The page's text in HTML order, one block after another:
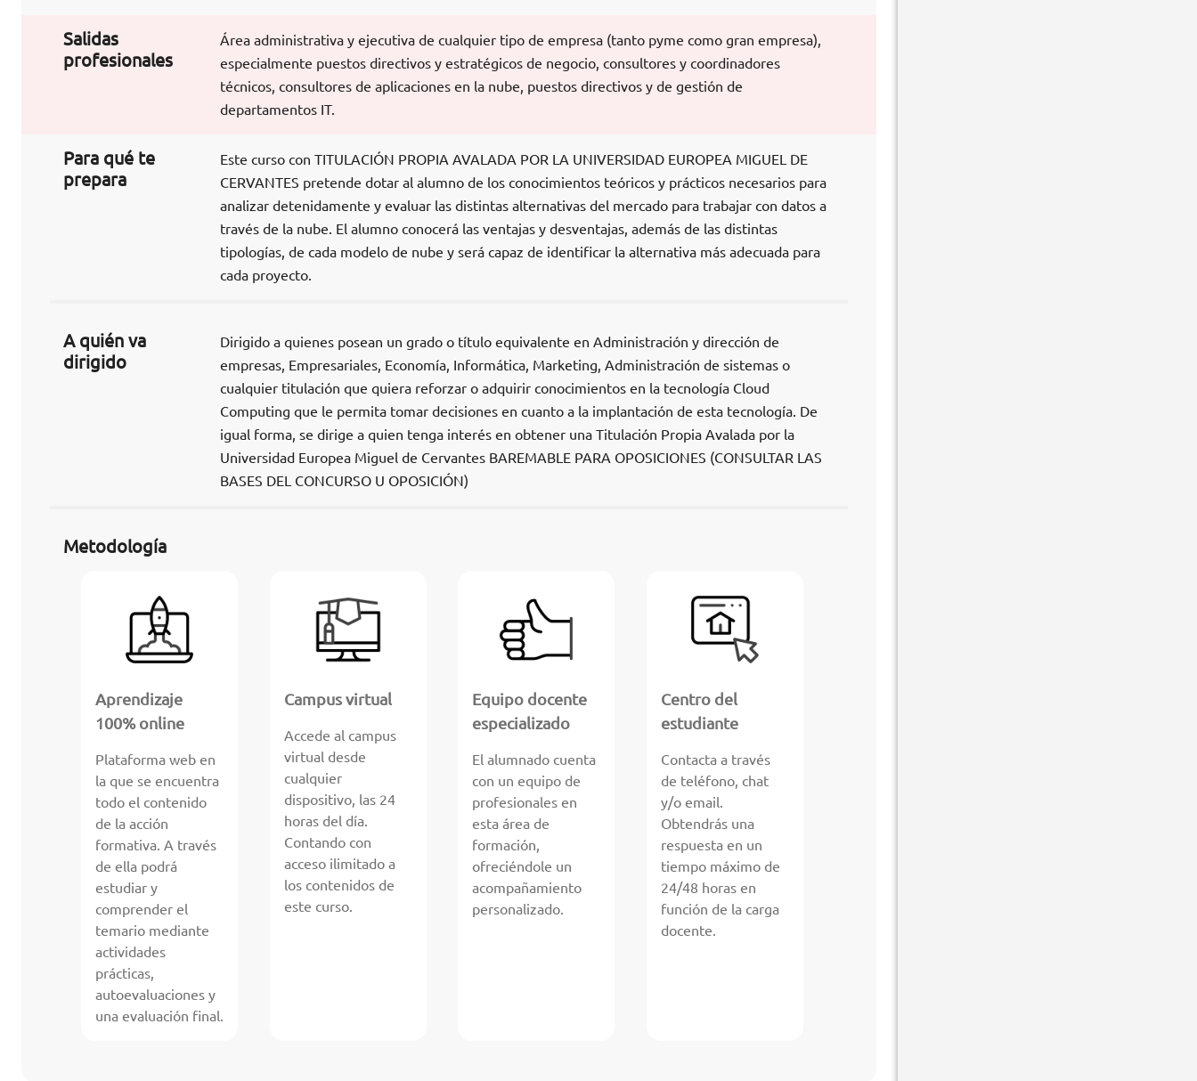
Salidas
profesionales
Área administrativa y ejecutiva de cualquier tipo de empresa (tanto pyme como gran empresa),
especialmente puestos directivos y estratégicos de negocio, consultores y coordinadores
técnicos, consultores de aplicaciones en la nube, puestos directivos y de gestión de
departamentos IT.
Para qué te
prepara
Este curso con TITULACIÓN PROPIA AVALADA POR LA UNIVERSIDAD EUROPEA MIGUEL DE
CERVANTES pretende dotar al alumno de los conocimientos teóricos y prácticos necesarios para
analizar detenidamente y evaluar las distintas alternativas del mercado para trabajar con datos a
través de la nube. El alumno conocerá las ventajas y desventajas, además de las distintas
tipologías, de cada modelo de nube y será capaz de identificar la alternativa más adecuada para
cada proyecto.
A quién va
dirigido
Dirigido a quienes posean un grado o título equivalente en Administración y dirección de
empresas, Empresariales, Economía, Informática, Marketing, Administración de sistemas o
cualquier titulación que quiera reforzar o adquirir conocimientos en la tecnología Cloud
Computing que le permita tomar decisiones en cuanto a la implantación de esta tecnología. De
igual forma, se dirige a quien tenga interés en obtener una Titulación Propia Avalada por la
Universidad Europea Miguel de Cervantes BAREMABLE PARA OPOSICIONES (CONSULTAR LAS
BASES DEL CONCURSO U OPOSICIÓN)
Metodología
Aprendizaje
100% online
Plataforma web en
la que se encuentra
todo el contenido
de la acción
formativa. A través
de ella podrá
estudiar y
comprender el
temario mediante
actividades
prácticas,
autoevaluaciones y
una evaluación final.
Campus virtual
Accede al campus
virtual desde
cualquier
dispositivo, las 24
horas del día.
Contando con
acceso ilimitado a
los contenidos de
este curso.
Equipo docente
especializado
El alumnado cuenta
con un equipo de
profesionales en
esta área de
formación,
ofreciéndole un
acompañamiento
personalizado.
Centro del
estudiante
Contacta a través
de teléfono, chat
y/o email.
Obtendrás una
respuesta en un
tiempo máximo de
24/48 horas en
función de la carga
docente.